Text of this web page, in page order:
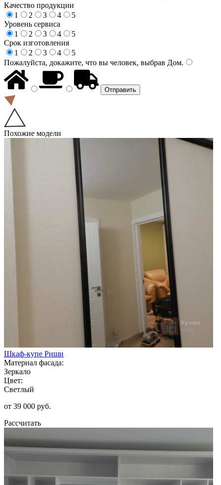
Качество продукции
1
2 3 4
5
Уровень сервиса
1
2 3 4
5
Срок изготовления
1
2 3 4
5
Пожалуйста, докажите, что вы человек, выбрав Дом.
Похожие модели
Шкаф-купе Риши
Материал фасада:
Зеркало
Цвет:
Светлый
от 39 000 руб.
Рассчитать